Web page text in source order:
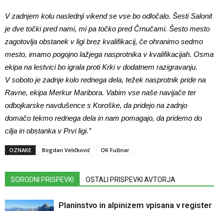
V zadnjem kolu naslednji vikend se vse bo odločalo. Šesti Salonit
je dve točki pred nami, mi pa točko pred Črnučami. Šesto mesto
zagotovlja obstanek v ligi brez kvalifikacij, če ohranimo sedmo
mesto, imamo pogojno lažjega nasprotnika v kvalifikacijah. Osma
ekipa na lestvici bo igrala proti Krki v dodatnem razigravanju.
V soboto je zadnje kolo rednega dela, težek nasprotnik pride na
Ravne, ekipa Merkur Maribora. Vabim vse naše navijače ter
odbojkarske navdušence s Koroške, da pridejo na zadnjo
domačo tekmo rednega dela in nam pomagajo, da pridemo do
cilja in obstanka v Prvi ligi.”
OZNAKE Bogdan Veličković OK Fužinar
SORODNI PRISPEVKI OSTALI PRISPEVKI AVTORJA
Planinstvo in alpinizem vpisana v register